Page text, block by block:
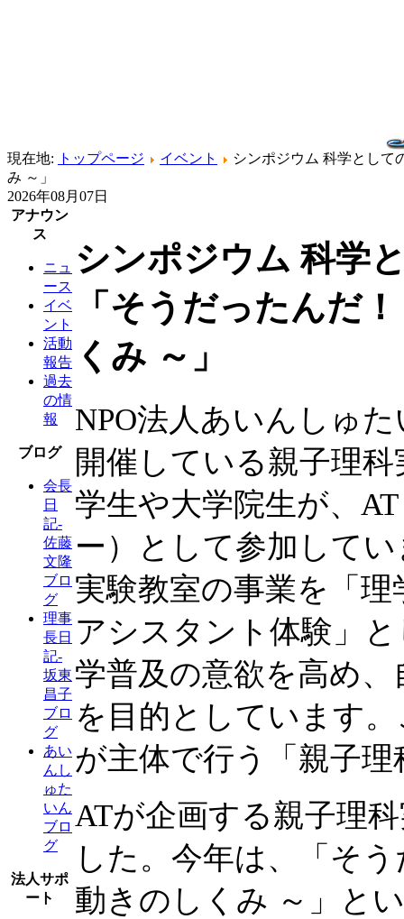
現在地: トップページ イベント
シンポジウム 科学として
み ～」
2026年08月07日
アナウン
ス
ニュ
ース
イベ
ント
活動
報告
過去
の情
報
ブログ
会長
日
記-
佐藤
文隆
ブロ
グ
理事
長日
記-
坂東
昌子
ブロ
グ
あい
んし
ゅた
いん
ブロ
グ
法人サポ
ート
シンポジウム 科学
「そうだったんだ
くみ ～」
NPO法人あいんしゅ
開催している親子理
学生や大学院生が、
ー）として参加して
実験教室の事業を「
アシスタント体験」
学普及の意欲を高め
を目的としています
が主体で行う「親子
ATが企画する親子理
した。今年は、「そ
動きのしくみ ～」と